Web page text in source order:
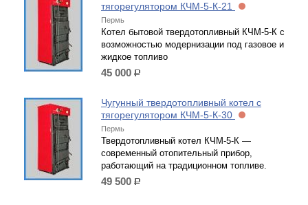
тягорегулятором КЧМ-5-К-21
Пермь
Котел бытовой твердотопливный КЧМ-5-К с
возможностью модернизации под газовое и
жидкое топливо
45 000 р.
Чугунный твердотопливный котел с
тягорегулятором КЧМ-5-К-30
Пермь
Твердотопливный котел КЧМ-5-К —
современный отопительный прибор,
работающий на традиционном топливе.
49 500 р.